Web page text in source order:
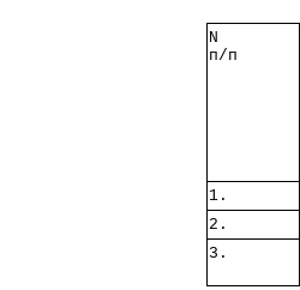
N
п/п
1.
2.
3.